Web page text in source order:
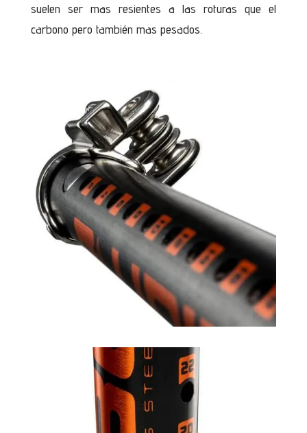
suelen ser mas resientes a las roturas que el
carbono pero también mas pesados.